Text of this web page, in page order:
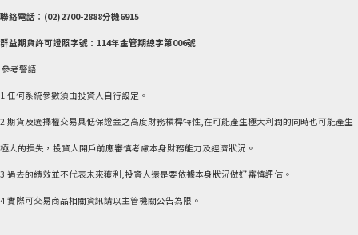
聯絡電話︰(02)2700-2888分機6915
群益期貨許可證照字號：114年金管期總字第006號
參考警語:
1.任何系統參數須由投資人自行設定。
2.期貨及選擇權交易具低保證金之高度財務槓桿特性,在可能產生極大利潤的同時也可能產生
極大的損失，投資人開戶前應審慎考慮本身財務能力及經濟狀況。
3.過去的績效並不代表未來獲利,投資人還是要依據本身狀況做好審慎評估。
4.實際可交易商品相關資訊請以主管機關公告為限。